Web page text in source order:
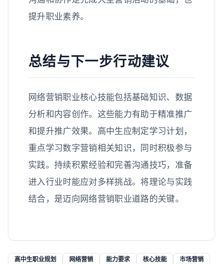
提升职业素养。
总结与下一步行动建议
网络营销职业核心技能包括基础知识、数据
分析和内容创作。这些能力有助于精准推广
和提升推广效果。高中生应制定学习计划，
重点学习数字营销相关知识，同时积极参与
实践。持续积累经验和完善沟通技巧，准备
进入行业时能应对多样挑战。将理论与实践
结合，是迈向网络营销职业道路的关键。
高中生职业规划 网络营销 能力要求 核心技能
市场营销